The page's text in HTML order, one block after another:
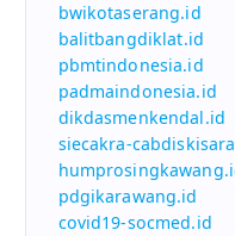
bwikotaserang.id
balitbangdiklat.id
pbmtindonesia.id
padmaindonesia.id
dikdasmenkendal.id
siecakra-
pdgikarawang.id
covid19-socmed.id